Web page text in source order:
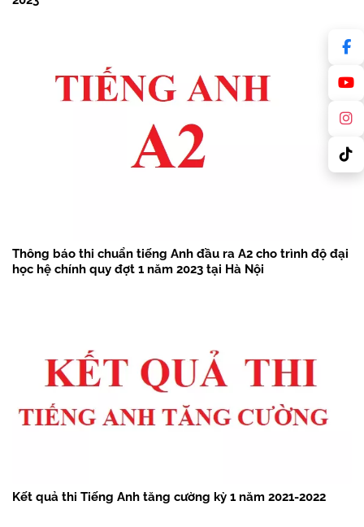
Thông báo thi chuẩn tiếng Anh đầu ra A2 cho trình độ đại
học hệ chính quy đợt 1 năm 2023 tại Hà Nội
Kết quả thi Tiếng Anh tăng cường kỳ 1 năm 2021-2022